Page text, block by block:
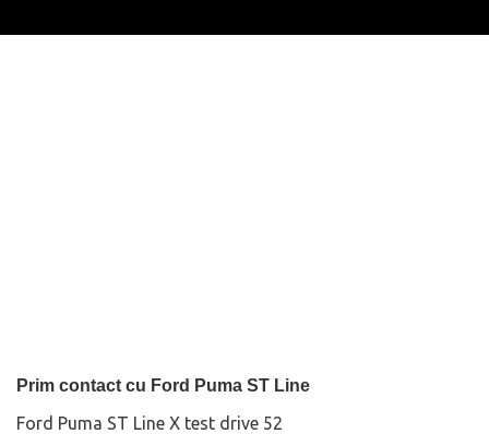
Prim contact cu Ford Puma ST Line
Ford Puma ST Line X test drive 52